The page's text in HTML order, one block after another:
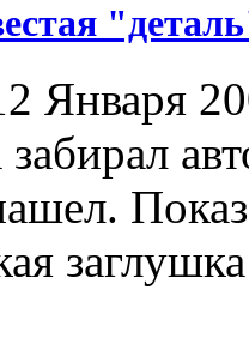
Января
забирал